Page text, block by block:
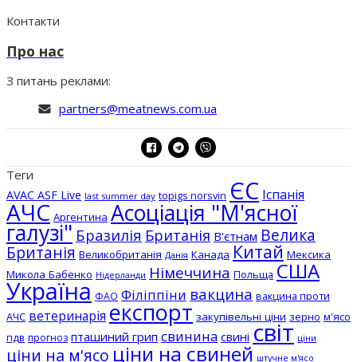
Контакти
Про нас
З питань реклами:
partners@meatnews.com.ua
Теги
AVAC ASF Live last summer day topigs norsvin ЄС Іспанія
АЧС Аргентина Асоціація "М'ясної
галузі" Бразилія Британія В'єтнам Велика
Британія Великобританія Данія Канада Китай Мексика
Микола Бабенко Нідерланди Німеччина Польща США
Україна ФАО Філіппіни вакцина вакцина проти
АЧС ветеринарія експорт закупівельні ціни зерно м'ясо
пдв прогноз пташиний грип свинина свині світ ціни
ціни на м'ясо ціни на свиней штучне м'ясо